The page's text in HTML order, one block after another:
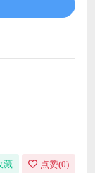
藏 点赞(0)